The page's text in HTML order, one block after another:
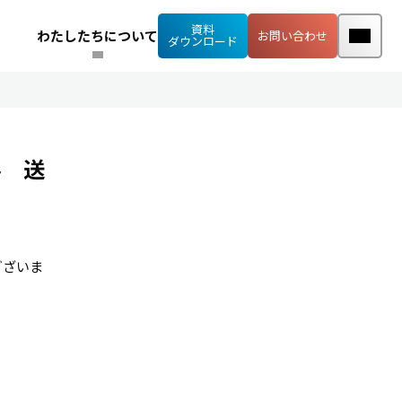
わたしたちについて
資料
ダウンロード
お問い合わせ
送
いま